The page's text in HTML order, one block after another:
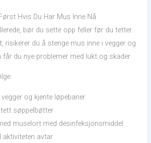
Hvis Du Har Mus Inne Nå
bør du sette opp feller før du tetter.
risikerer du å stenge mus inne i vegger og
får du nye problemer med lukt og skader.
og kjente løpebaner
søppelbøtter
muselort med desinfeksjonsmiddel
aktiviteten avtar